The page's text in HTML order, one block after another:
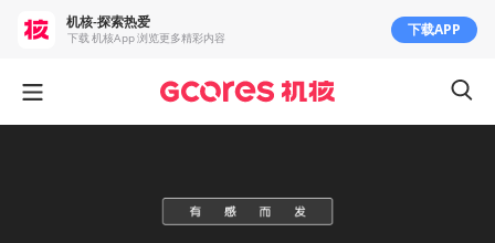
机核-探索热爱
下载 机核App 浏览更多精彩内容 下载APP